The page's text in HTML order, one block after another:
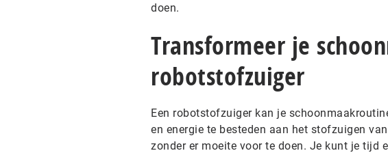
doen.
Transformeer je
robotstofzuiger
Een robotstofzuiger kan je
en energie te besteden aan het stofzuigen
zonder er moeite voor te doen. Je kunt je tijd